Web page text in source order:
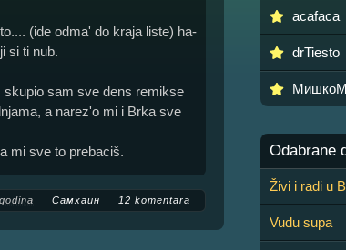
(ide odma' do kraja liste) ha-
si ti nub.
skupio sam sve dens remikse
a narez'o mi i Brka sve
mi sve to prebaciš.
Самхаин 12 komentara
acafaca
drTiesto
Odabrane
Živi i radi u
Vudu supa